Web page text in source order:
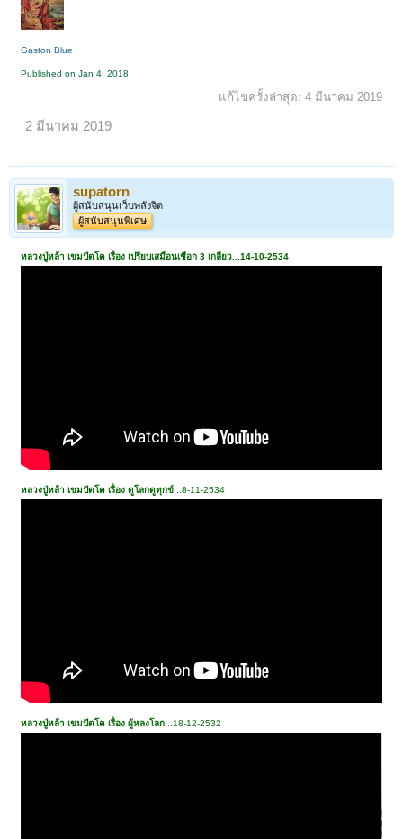
Gaston Blue
Published on Jan 4, 2018
แก้ไขครั้งล่าสุด: 4 มีนาคม 2019
2 มีนาคม 2019
supatorn
ผู้สนับสนุนเว็บพลังจิต
ผู้สนับสนุนพิเศษ
หลวงปู่หล้า เขมปัตโต เรื่อง เปรียบเสมือนเชือก 3 เกลียว...14-10-2534
หลวงปู่หล้า เขมปัตโต เรื่อง ดูโลกดูทุกข์ ...8-11-2534
หลวงปู่หล้า เขมปัตโต เรื่อง ผู้หลงโลก ...18-12-2532